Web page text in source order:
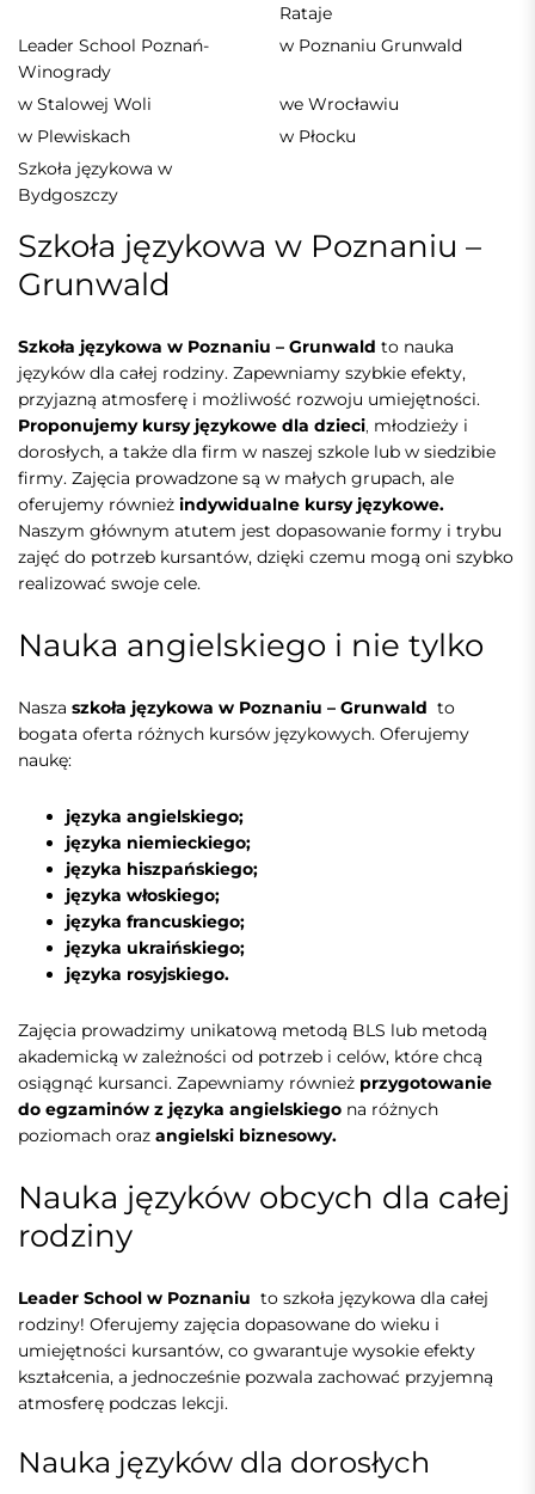
Rataje
Leader School Poznań-
Winogrady
w Poznaniu Grunwald
w Stalowej Woli
we Wrocławiu
w Plewiskach
w Płocku
Szkoła językowa w
Bydgoszczy
Szkoła językowa w Poznaniu –
Grunwald
Szkoła językowa w Poznaniu – Grunwald to nauka
języków dla całej rodziny. Zapewniamy szybkie efekty,
przyjazną atmosferę i możliwość rozwoju umiejętności.
Proponujemy kursy językowe dla dzieci, młodzieży i
dorosłych, a także dla firm w naszej szkole lub w siedzibie
firmy. Zajęcia prowadzone są w małych grupach, ale
oferujemy również indywidualne kursy językowe.
Naszym głównym atutem jest dopasowanie formy i trybu
zajęć do potrzeb kursantów, dzięki czemu mogą oni szybko
realizować swoje cele.
Nauka angielskiego i nie tylko
Nasza szkoła językowa w Poznaniu – Grunwald to
bogata oferta różnych kursów językowych. Oferujemy
naukę:
języka angielskiego;
języka niemieckiego;
języka hiszpańskiego;
języka włoskiego;
języka francuskiego;
języka ukraińskiego;
języka rosyjskiego.
Zajęcia prowadzimy unikatową metodą BLS lub metodą
akademicką w zależności od potrzeb i celów, które chcą
osiągnąć kursanci. Zapewniamy również przygotowanie
do egzaminów z języka angielskiego na różnych
poziomach oraz angielski biznesowy.
Nauka języków obcych dla całej
rodziny
Leader School w Poznaniu to szkoła językowa dla całej
rodziny! Oferujemy zajęcia dopasowane do wieku i
umiejętności kursantów, co gwarantuje wysokie efekty
kształcenia, a jednocześnie pozwala zachować przyjemną
atmosferę podczas lekcji.
Nauka języków dla dorosłych